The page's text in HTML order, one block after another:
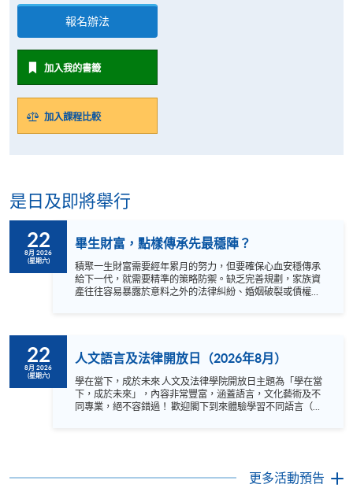
報名辦法
加入我的書籤
加入課程比較
是日及即將舉行
22
8月 2026
(星期六)
畢生財富，點樣傳承先最穩陣？
積聚一生財富需要經年累月的努力，但要確保心血安穩傳承
給下一代，就需要精準的策略防禦。缺乏完善規劃，家族資
產往往容易暴露於意料之外的法律糾紛、婚姻破裂或債權人
時，信託控制權如何決定資產會否被「分身家」？（深度剖
析 Kan Lai Kwan v. Poon Lok To 及俏江南 Zhang Lan 案） 家
事防彈衣： 如何透過條款防止財富落入「外人」手中，並為
子女建立長遠生活保障？ 語言: 粵語
22
8月 2026
(星期六)
人文語言及法律開放日（2026年8月）
學在當下，成於未來 人文及法律學院開放日主題為「學在當
下，成於未來」，內容非常豐富，涵蓋語言，文化藝術及不
同專業，絕不容錯過！ 歡迎閣下到來體驗學習不同語言（包
坊、體驗課堂和豐富資訊講座。萬勿錯過是次活動，記得把
更多活動預告